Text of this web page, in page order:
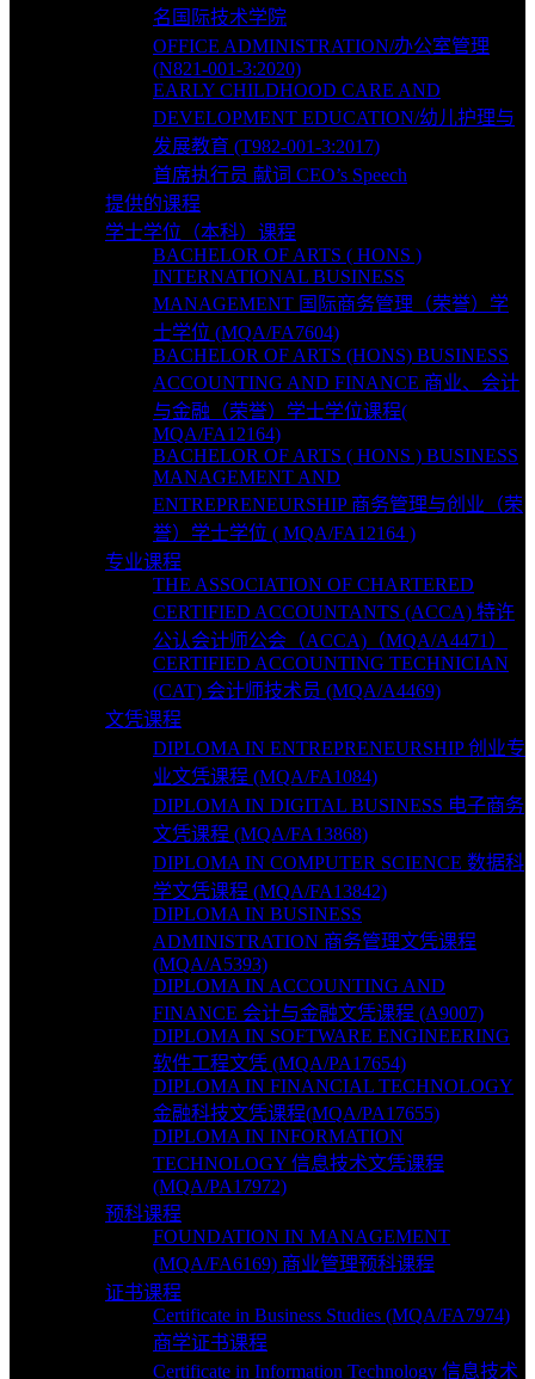
名国际技术学院
OFFICE ADMINISTRATION/办公室管理
(N821-001-3:2020)
EARLY CHILDHOOD CARE AND
DEVELOPMENT EDUCATION/幼儿护理与
发展教育 (T982-001-3:2017)
首席执行员 献词 CEO’s Speech
提供的课程
学士学位（本科）课程
BACHELOR OF ARTS ( HONS )
INTERNATIONAL BUSINESS
MANAGEMENT 国际商务管理（荣誉）学
士学位 (MQA/FA7604)
BACHELOR OF ARTS (HONS) BUSINESS
ACCOUNTING AND FINANCE 商业、会计
与金融（荣誉）学士学位课程(
MQA/FA12164)
BACHELOR OF ARTS ( HONS ) BUSINESS
MANAGEMENT AND
ENTREPRENEURSHIP 商务管理与创业（荣
誉）学士学位 ( MQA/FA12164 )
专业课程
THE ASSOCIATION OF CHARTERED
CERTIFIED ACCOUNTANTS (ACCA) 特许
公认会计师公会（ACCA)（MQA/A4471）
CERTIFIED ACCOUNTING TECHNICIAN
(CAT) 会计师技术员 (MQA/A4469)
文凭课程
DIPLOMA IN ENTREPRENEURSHIP 创业专
业文凭课程 (MQA/FA1084)
DIPLOMA IN DIGITAL BUSINESS 电子商务
文凭课程 (MQA/FA13868)
DIPLOMA IN COMPUTER SCIENCE 数据科
学文凭课程 (MQA/FA13842)
DIPLOMA IN BUSINESS
ADMINISTRATION 商务管理文凭课程
(MQA/A5393)
DIPLOMA IN ACCOUNTING AND
FINANCE 会计与金融文凭课程 (A9007)
DIPLOMA IN SOFTWARE ENGINEERING
软件工程文凭 (MQA/PA17654)
DIPLOMA IN FINANCIAL TECHNOLOGY
金融科技文凭课程(MQA/PA17655)
DIPLOMA IN INFORMATION
TECHNOLOGY 信息技术文凭课程
(MQA/PA17972)
预科课程
FOUNDATION IN MANAGEMENT
(MQA/FA6169) 商业管理预科课程
证书课程
Certificate in Business Studies (MQA/FA7974)
商学证书课程
Certificate in Information Technology 信息技术